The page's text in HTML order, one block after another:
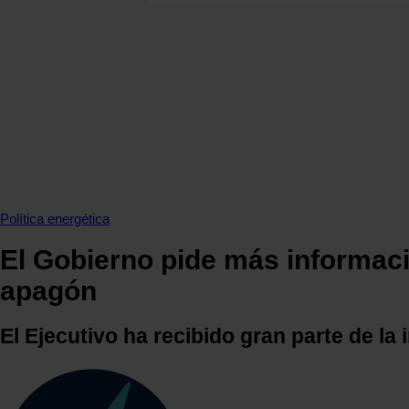
MOVILIDAD
HIDRÓGENO
TECH
Política energética
El Gobierno pide más
apagón
El Ejecutivo ha recibido gran parte de